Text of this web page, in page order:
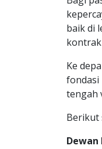
baik di
Ke
fondasi
tengah
Berikut
Dewan